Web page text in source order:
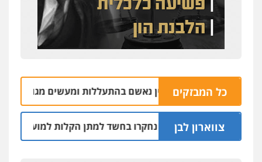
כל המבזקים
במושב אליכין נאשם בהתעללות ומעשים מגונים בשתי
צווארון לבן
שלושה שוטרים נחקרו בחשד למתן הקלות למועדון בבעלות